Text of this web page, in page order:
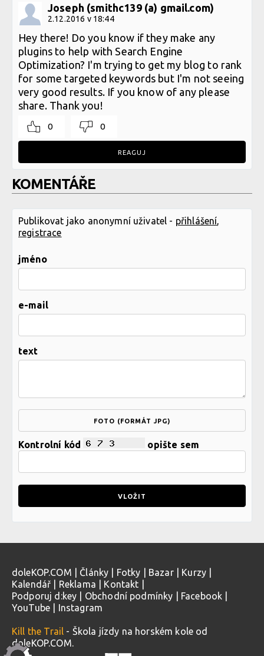
Joseph (smithc139 (a) gmail.com)
2.12.2016 v 18:44
Hey there! Do you know if they make any
plugins to help with Search Engine
Optimization? I'm trying to get my blog to rank
for some targeted keywords but I'm not seeing
very good results. If you know of any please
share. Thank you!
0 0
REAGUJ
KOMENTÁŘE
Publikovat jako anonymní uživatel - přihlášení
registrace
jméno
e-mail
text
FOTO (FORMÁT JPG)
Kontrolní kód opište sem
doleKOP.COM Články Fotky Bazar| Kurzy
Kalendář
Reklama Kontakt
Podporuj d:key
Obchodní podmínky Facebook
YouTube
Instagram
Kill the Trail - Škola jízdy na horském kole od
doleKOP.COM.